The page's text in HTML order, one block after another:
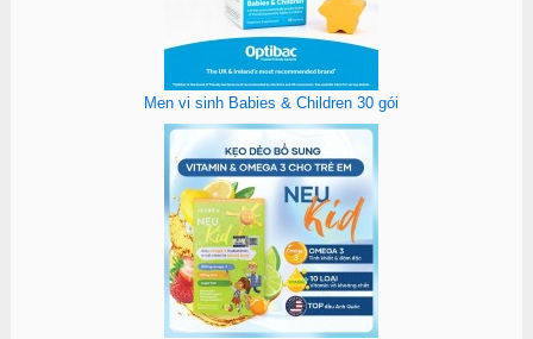
Men vi sinh Babies & Children 30 gói